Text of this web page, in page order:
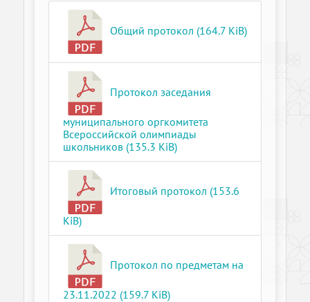
Общий протокол (164.7 KiB)
Протокол заседания
муниципального оргкомитета
Всероссийской олимпиады
школьников (135.3 KiB)
Итоговый протокол (153.6
KiB)
Протокол по предметам на
23.11.2022 (159.7 KiB)